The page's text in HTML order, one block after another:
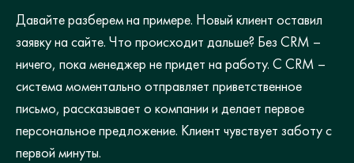
Давайте разберем на примере. Новый клиент оставил
заявку на сайте. Что происходит дальше? Без CRM –
ничего, пока менеджер не придет на работу. С CRM –
система моментально отправляет приветственное
письмо, рассказывает о компании и делает первое
персональное предложение. Клиент чувствует заботу с
первой минуты.